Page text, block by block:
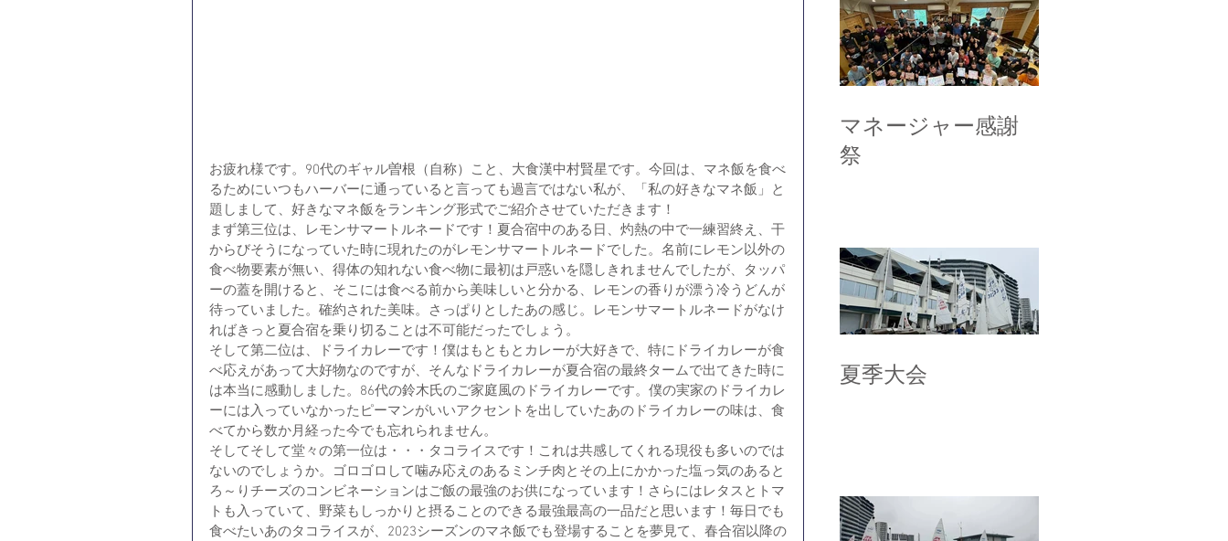
お疲れ様です。90代のギャル曽根（自称）こと、大食漢中村賢星です。今回は、マネ飯を食べ
るためにいつもハーバーに通っていると言っても過言ではない私が、「私の好きなマネ飯」と
題しまして、好きなマネ飯をランキング形式でご紹介させていただきます！
まず第三位は、レモンサマートルネードです！夏合宿中のある日、灼熱の中で一練習終え、干
からびそうになっていた時に現れたのがレモンサマートルネードでした。名前にレモン以外の
食べ物要素が無い、得体の知れない食べ物に最初は戸惑いを隠しきれませんでしたが、タッパ
ーの蓋を開けると、そこには食べる前から美味しいと分かる、レモンの香りが漂う冷うどんが
待っていました。確約された美味。さっぱりとしたあの感じ。レモンサマートルネードがなけ
ればきっと夏合宿を乗り切ることは不可能だったでしょう。
そして第二位は、ドライカレーです！僕はもともとカレーが大好きで、特にドライカレーが食
べ応えがあって大好物なのですが、そんなドライカレーが夏合宿の最終タームで出てきた時に
は本当に感動しました。86代の鈴木氏のご家庭風のドライカレーです。僕の実家のドライカレ
ーには入っていなかったピーマンがいいアクセントを出していたあのドライカレーの味は、食
べてから数か月経った今でも忘れられません。
そしてそして堂々の第一位は・・・タコライスです！これは共感してくれる現役も多いのでは
ないのでしょうか。ゴロゴロして噛み応えのあるミンチ肉とその上にかかった塩っ気のあると
ろ～りチーズのコンビネーションはご飯の最強のお供になっています！さらにはレタスとトマ
トも入っていて、野菜もしっかりと摂ることのできる最強最高の一品だと思います！毎日でも
食べたいあのタコライスが、2023シーズンのマネ飯でも登場することを夢見て、春合宿以降の
マネージャー感謝
祭
夏季大会